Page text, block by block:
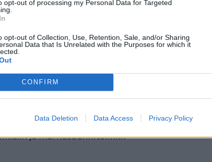
opt-out of processing my Personal Data for Targeted
opt-out of Collection, Use, Retention, Sale, and/or Sharing
Data that Is Unrelated with the Purposes for which it
CONFIRM
Data Deletion Data Access Privacy Policy
voitaisiin määrätä 13 vuotta
arvioivat, että seurannan
Tarkoituksena on valvoa
kotiintuloaikojen
rekrytoineet alaikäisiä
ja murhasuunnitelmiin